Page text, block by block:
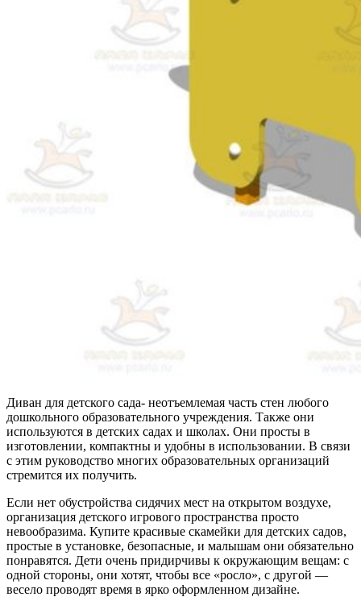
Диван для детского сада- неотъемлемая часть стен любого
дошкольного образовательного учреждения. Также они
используются в детских садах и школах. Они просты в
изготовлении, компактны и удобны в использовании. В связи
с этим руководство многих образовательных организаций
стремится их получить.
Если нет обустройства сидячих мест на открытом воздухе,
организация детского игрового пространства просто
невообразима. Купите красивые скамейки для детских садов,
простые в установке, безопасные, и малышам они обязательно
понравятся. Дети очень придирчивы к окружающим вещам: с
одной стороны, они хотят, чтобы все «росло», с другой —
весело проводят время в ярко оформленном дизайне.